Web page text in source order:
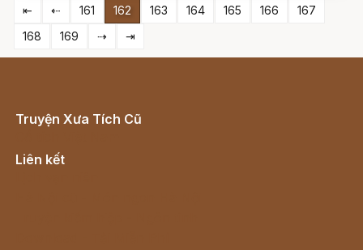
⇤ ⇠ 161 162 163 164 165 166
167
168
169 ⇢ ⇥
Truyện Xưa Tích Cũ
Liên kết